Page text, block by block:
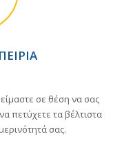
σε θέση να σας
πετύχετε τα βέλτιστα
σας.